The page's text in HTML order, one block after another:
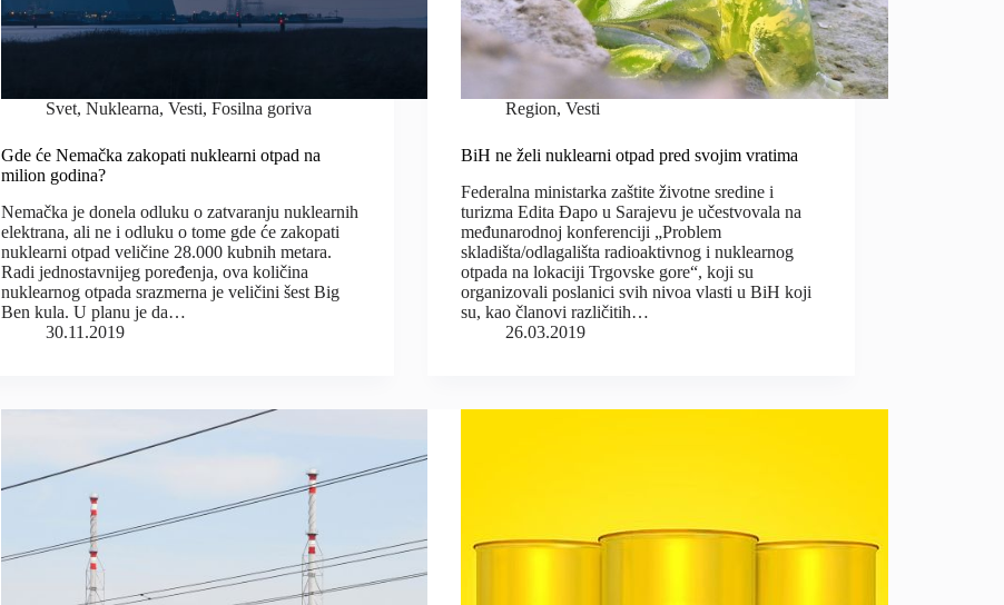
Svet,Nuklearna,Vesti,Fosilna goriva
Gde će Nemačka zakopati nuklearni otpad na
milion godina?
Nemačka je donela odluku o zatvaranju nuklearnih
elektrana, ali ne i odluku o tome gde će zakopati
nuklearni otpad veličine 28.000 kubnih metara.
Radi jednostavnijeg poređenja, ova količina
nuklearnog otpada srazmerna je veličini šest Big
Ben kula. U planu je da…
30.11.2019
Region,Vesti
BiH ne želi nuklearni otpad pred svojim vratima
Federalna ministarka zaštite životne sredine i
turizma Edita Đapo u Sarajevu je učestvovala na
međunarodnoj konferenciji „Problem
skladišta/odlagališta radioaktivnog i nuklearnog
otpada na lokaciji Trgovske gore“, koji su
organizovali poslanici svih nivoa vlasti u BiH koji
su, kao članovi različitih…
26.03.2019